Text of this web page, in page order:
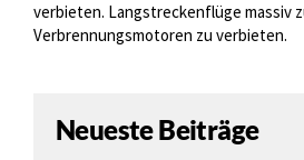
verbieten. Langstreckenflüge massiv
Verbrennungsmotoren zu verbieten.
Neueste Beiträge